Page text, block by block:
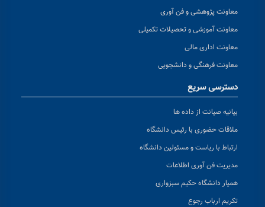
معاونت پژوهشی و فن آوری
معاونت آموزشی و تحصیلات تکمیلی
معاونت اداری مالی
معاونت فرهنگی و دانشجویی
دسترسی سریع
بیانیه صیانت از داده ها
ملاقات حضوری با رئیس دانشگاه
ارتباط با ریاست و مسئولین دانشگاه
مدیریت فن آوری اطلاعات
همیار دانشگاه حکیم سبزواری
تکریم ارباب رجوع